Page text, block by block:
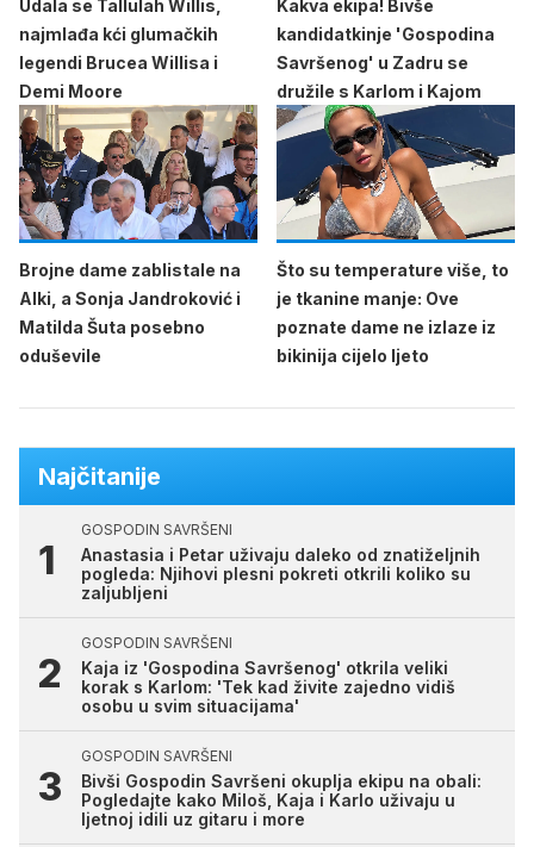
Udala se Tallulah Willis,
najmlađa kći glumačkih
legendi Brucea Willisa i
Demi Moore
Kakva ekipa! Bivše
kandidatkinje 'Gospodina
Savršenog' u Zadru se
družile s Karlom i Kajom
Brojne dame zablistale na
Alki, a Sonja Jandroković i
Matilda Šuta posebno
oduševile
Što su temperature više, to
je tkanine manje: Ove
poznate dame ne izlaze iz
bikinija cijelo ljeto
Najčitanije
GOSPODIN SAVRŠENI
Anastasia i Petar uživaju daleko od znatiželjnih
pogleda: Njihovi plesni pokreti otkrili koliko su
zaljubljeni
GOSPODIN SAVRŠENI
Kaja iz 'Gospodina Savršenog' otkrila veliki
korak s Karlom: 'Tek kad živite zajedno vidiš
osobu u svim situacijama'
GOSPODIN SAVRŠENI
Bivši Gospodin Savršeni okuplja ekipu na obali:
Pogledajte kako Miloš, Kaja i Karlo uživaju u
ljetnoj idili uz gitaru i more